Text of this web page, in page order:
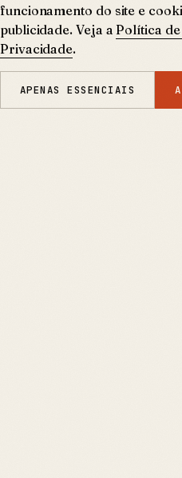
funcionamento do site e
publicidade. Veja a Política
Privacidade.
APENAS ESSENCIAIS